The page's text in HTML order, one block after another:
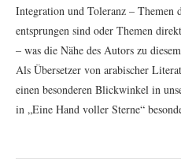
Integration und Toleranz – Themen
entsprungen sind oder Themen
– was die Nähe des Autors zu
Als Übersetzer von arabischer
einen besonderen Blickwinkel in
in „Eine Hand voller Sterne“